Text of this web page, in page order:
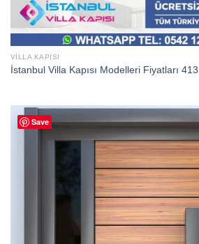
VILLA KAPISI
İstanbul Villa Kapısı Modelleri Fiyatları 413
Save